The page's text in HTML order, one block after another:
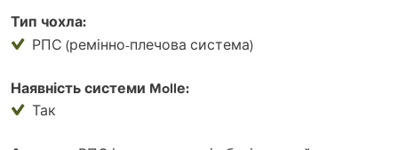
Тип чохла:
РПС (ремінно-плечова система)
Наявність системи Mollе:
Так